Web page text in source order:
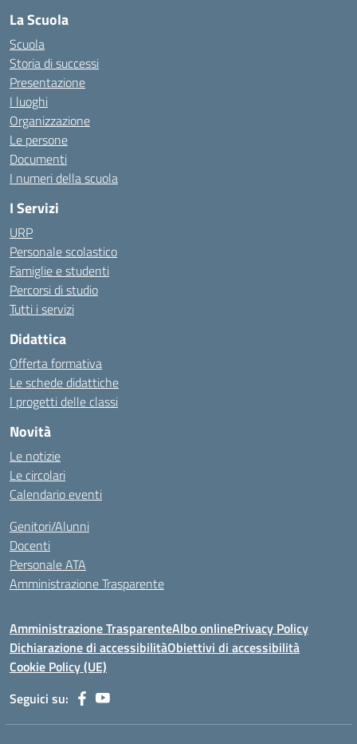
La Scuola
Scuola
Storia di successi
Presentazione
I luoghi
Organizzazione
Le persone
Documenti
I numeri della scuola
I Servizi
URP
Personale scolastico
Famiglie e studenti
Percorsi di studio
Tutti i servizi
Didattica
Offerta formativa
Le schede didattiche
I progetti delle classi
Novità
Le notizie
Le circolari
Calendario eventi
Genitori/Alunni
Docenti
Personale ATA
Amministrazione Trasparente
Amministrazione TrasparenteAlbo onlinePrivacy Policy
Dichiarazione di accessibilitàObiettivi di accessibilità
Cookie Policy (UE)
Seguici su: